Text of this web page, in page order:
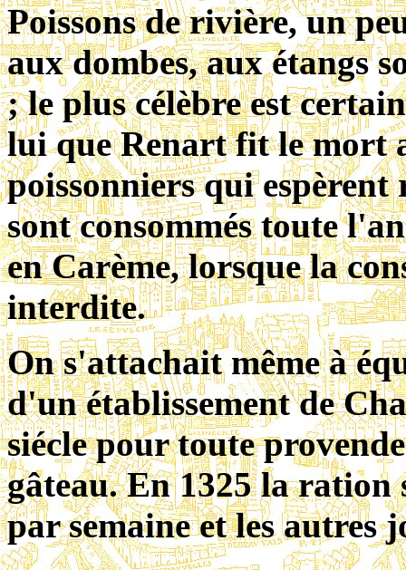
Poissons de rivière, un
aux dombes, aux étangs
; le plus célèbre est
lui que Renart fit le mort
poissonniers qui espèrent
sont consommés toute
en Carème, lorsque la
interdite.
On s'attachait même à
d'un établissement de
siécle pour toute
gâteau. En 1325 la
par semaine et les autres